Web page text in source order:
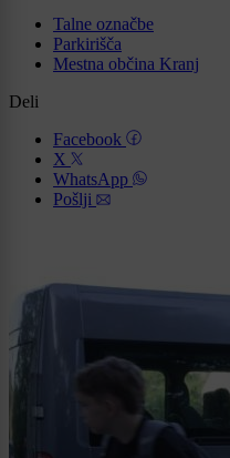
Talne označbe
Parkirišča
Mestna občina Kranj
Deli
Facebook
X
WhatsApp
Pošlji